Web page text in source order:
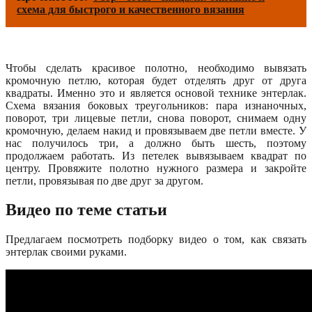
схема для быстрого и качественного вязания
Чтобы сделать красивое полотно, необходимо вывязать
кромочную петлю, которая будет отделять друг от друга
квадраты. Именно это и является основой технике энтерлак.
Схема вязания боковых треугольников: пара изнаночных,
поворот, три лицевые петли, снова поворот, снимаем одну
кромочную, делаем накид и провязываем две петли вместе. У
нас получилось три, а должно быть шесть, поэтому
продолжаем работать. Из петелек вывязываем квадрат по
центру. Провяжите полотно нужного размера и закройте
петли, провязывая по две друг за другом.
Видео по теме статьи
Предлагаем посмотреть подборку видео о том, как связать
энтерлак своими руками.